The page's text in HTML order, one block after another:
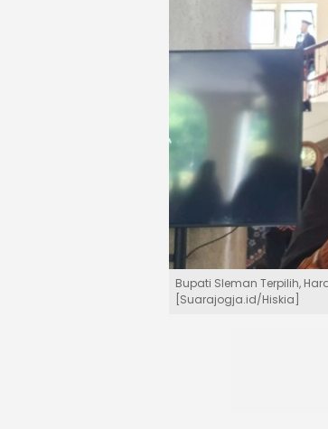
Bupati Sleman Terpilih,
[Suarajogja.id/Hiskia]